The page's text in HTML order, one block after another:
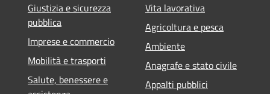
Giustizia e sicurezza
pubblica
Imprese e commercio
Mobilità e trasporti
Salute, benessere e
Vita lavorativa
Agricoltura e pesca
Ambiente
Anagrafe e stato civile
Appalti pubblici